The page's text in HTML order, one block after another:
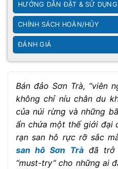
HƯỚNG DẪN ĐẶT & SỬ DỤNG
CHÍNH SÁCH HOÀN/HỦY
ĐÁNH GIÁ
Bán đảo Sơn Trà, “viên
không chỉ níu chân du
của núi rừng và những
ẩn chứa một thế giới đại
rạn san hô rực rỡ sắc
san hô Sơn Tràđã trở
“must-try” cho những ai